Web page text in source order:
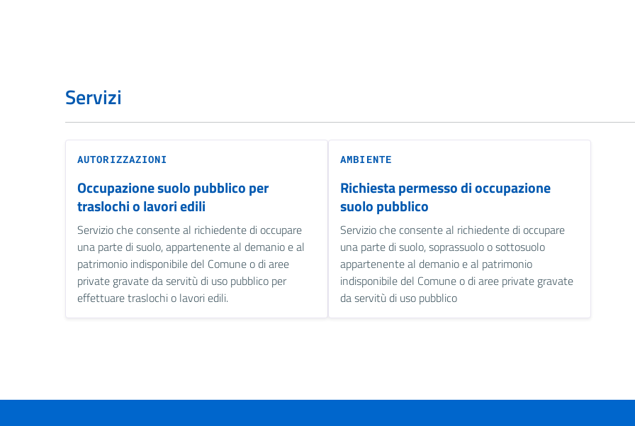
Servizi
AUTORIZZAZIONI
Occupazione suolo pubblico per
traslochi o lavori edili
Servizio che consente al richiedente di occupare
una parte di suolo, appartenente al demanio e al
patrimonio indisponibile del Comune o di aree
private gravate da servitù di uso pubblico per
effettuare traslochi o lavori edili.
AMBIENTE
Richiesta permesso di occupazione
suolo pubblico
Servizio che consente al richiedente di occupare
una parte di suolo, soprassuolo o sottosuolo
appartenente al demanio e al patrimonio
indisponibile del Comune o di aree private gravate
da servitù di uso pubblico